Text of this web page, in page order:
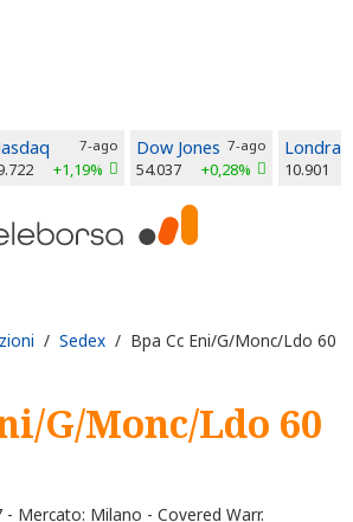
7-ago
+1,19%
Dow Jones 7-ago
54.037 +0,28%
Londra
10.901
/ Sedex / Bpa Cc Eni/G/Monc/Ldo 60
G/Monc/Ldo 60
Mercato: Milano - Covered Warr.